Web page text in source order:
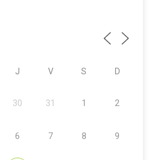
J V S D
30 31 1 2
6 7 8 9